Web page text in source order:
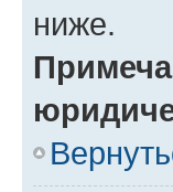
ниже.